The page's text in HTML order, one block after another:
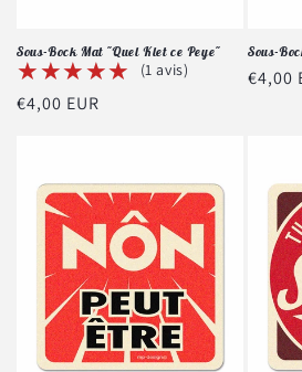
Sous-Bock Mat "Quel Klet ce Peye"
★★★★★
★★★★★ (1 avis)
Prix
€4,00 EUR
Sous-
Prix
€4,00